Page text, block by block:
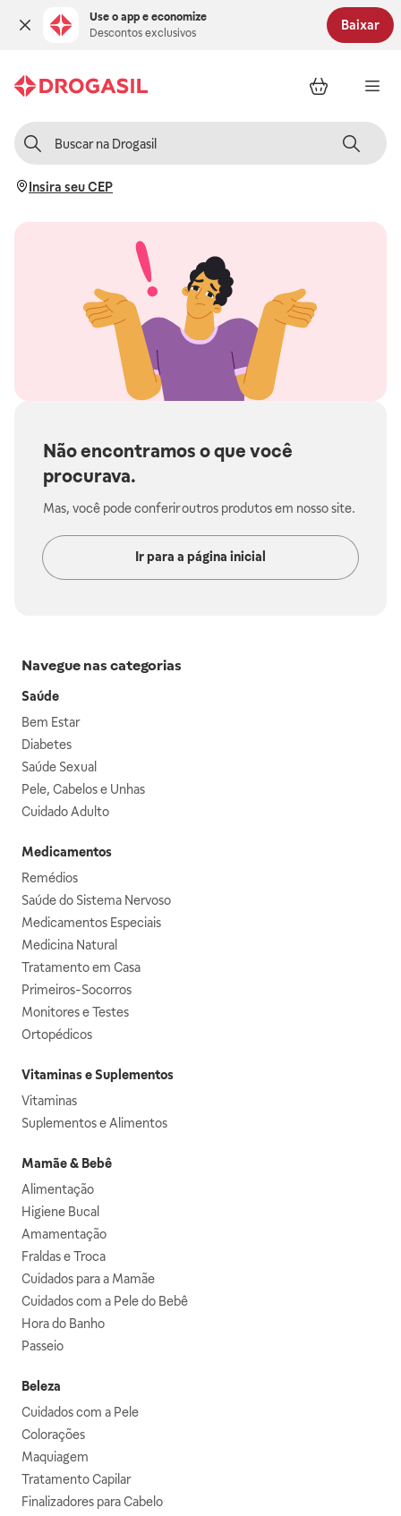
Use o app e economize
Descontos exclusivos
Baixar
Insira seu CEP
Não encontramos o que você
procurava.
Mas, você pode conferir outros produtos em nosso site.
Ir para a página inicial
Navegue nas categorias
Saúde
Bem Estar
Diabetes
Saúde Sexual
Pele, Cabelos e Unhas
Cuidado Adulto
Medicamentos
Remédios
Saúde do Sistema Nervoso
Medicamentos Especiais
Medicina Natural
Tratamento em Casa
Primeiros-Socorros
Monitores e Testes
Ortopédicos
Vitaminas e Suplementos
Vitaminas
Suplementos e Alimentos
Mamãe & Bebê
Alimentação
Higiene Bucal
Amamentação
Fraldas e Troca
Cuidados para a Mamãe
Cuidados com a Pele do Bebê
Hora do Banho
Passeio
Beleza
Cuidados com a Pele
Colorações
Maquiagem
Tratamento Capilar
Finalizadores para Cabelo